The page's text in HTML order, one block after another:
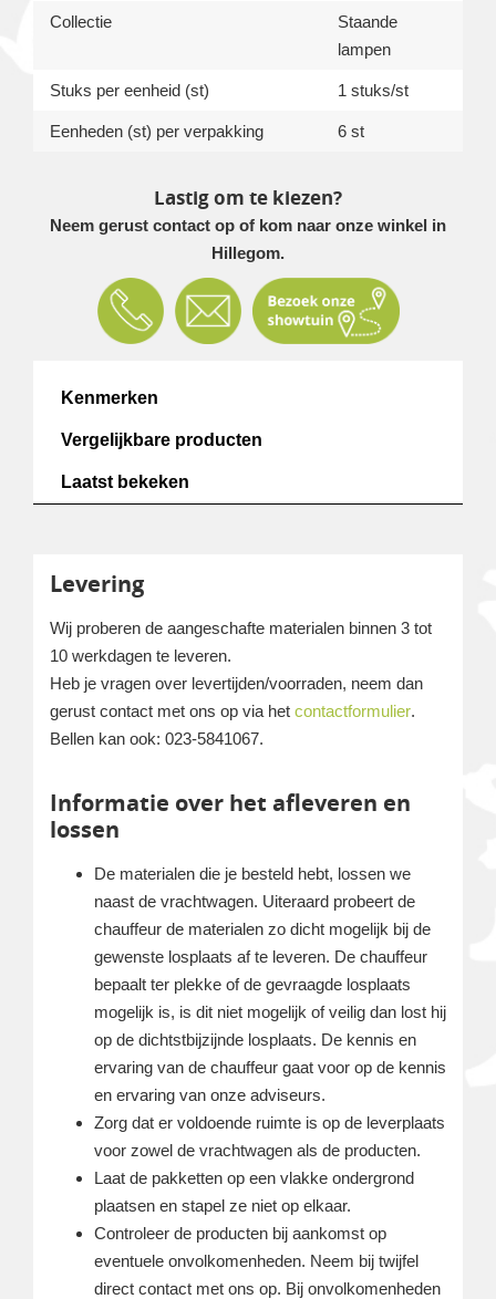
Collectie
Staande
lampen
Stuks per eenheid (st) 1 stuks/st
Eenheden (st) per verpakking 6 st
Lastig om te kiezen?
Neem gerust contact op of kom naar onze winkel in
Hillegom.
Kenmerken
Vergelijkbare producten
Laatst bekeken
Levering
Wij proberen de aangeschafte materialen binnen 3 tot
10 werkdagen te leveren.
Heb je vragen over levertijden/voorraden, neem dan
gerust contact met ons op via het contactformulier.
Bellen kan ook: 023-5841067.
Informatie over het afleveren en
lossen
De materialen die je besteld hebt, lossen we
naast de vrachtwagen. Uiteraard probeert de
chauffeur de materialen zo dicht mogelijk bij de
gewenste losplaats af te leveren. De chauffeur
bepaalt ter plekke of de gevraagde losplaats
mogelijk is, is dit niet mogelijk of veilig dan lost hij
op de dichtstbijzijnde losplaats. De kennis en
ervaring van de chauffeur gaat voor op de kennis
en ervaring van onze adviseurs.
Zorg dat er voldoende ruimte is op de leverplaats
voor zowel de vrachtwagen als de producten.
Laat de pakketten op een vlakke ondergrond
plaatsen en stapel ze niet op elkaar.
Controleer de producten bij aankomst op
eventuele onvolkomenheden. Neem bij twijfel
direct contact met ons op. Bij onvolkomenheden